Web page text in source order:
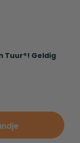
Tuur®! Geldig